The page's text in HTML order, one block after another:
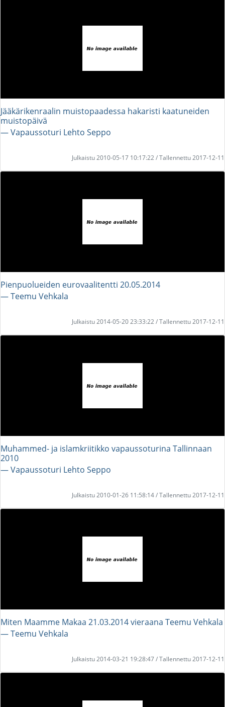
Jääkärikenraalin muistopaadessa hakaristi kaatuneiden
muistopäivä
― Vapaussoturi Lehto Seppo
Julkaistu 2010-05-17 10:17:22 / Tallennettu 2017-12-11
Pienpuolueiden eurovaalitentti 20.05.2014
― Teemu Vehkala
Julkaistu 2014-05-20 23:33:22 / Tallennettu 2017-12-11
Muhammed- ja islamkriitikko vapaussoturina Tallinnaan
2010
― Vapaussoturi Lehto Seppo
Julkaistu 2010-01-26 11:58:14 / Tallennettu 2017-12-11
Miten Maamme Makaa 21.03.2014 vieraana Teemu Vehkala
― Teemu Vehkala
Julkaistu 2014-03-21 19:28:47 / Tallennettu 2017-12-11